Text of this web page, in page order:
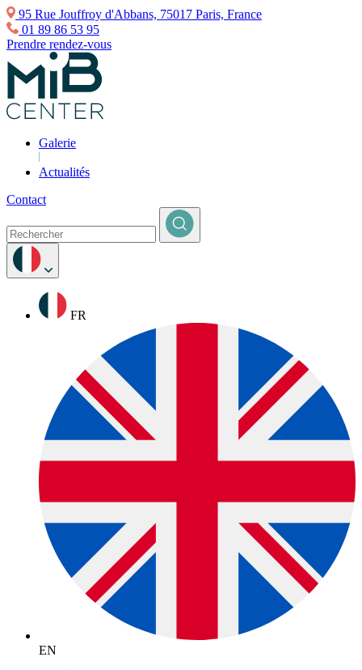
95 Rue Jouffroy d'Abbans, 75017 Paris, France
01 89 86 53 95
Prendre rendez-vous
Galerie
Actualités
Contact
FR
EN